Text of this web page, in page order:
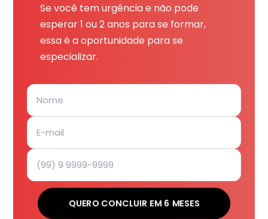
Se você tem urgência e não pode
esperar 1 ou 2 anos para se formar,
essa é a oportunidade para se
especializar.
QUERO CONCLUIR EM 6 MESES